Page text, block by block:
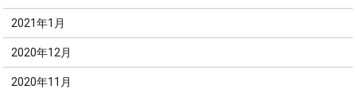
2021年1月
2020年12月
2020年11月